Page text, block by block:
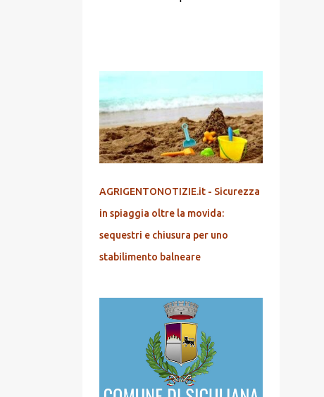
AGRIGENTONOTIZIE.it - Sicurezza
in spiaggia oltre la movida:
sequestri e chiusura per uno
stabilimento balneare